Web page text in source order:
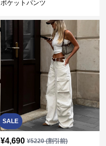
ポケットパンツ
SALE
¥4,690 ¥5220(割引前)